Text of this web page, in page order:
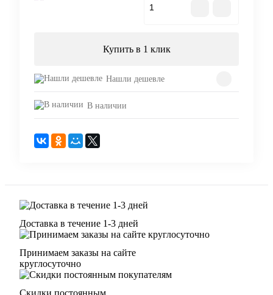
Купить в 1 клик
Нашли дешевле
В наличии
Доставка в течение 1-3 дней
Принимаем заказы на сайте
круглосуточно
Скидки постоянным